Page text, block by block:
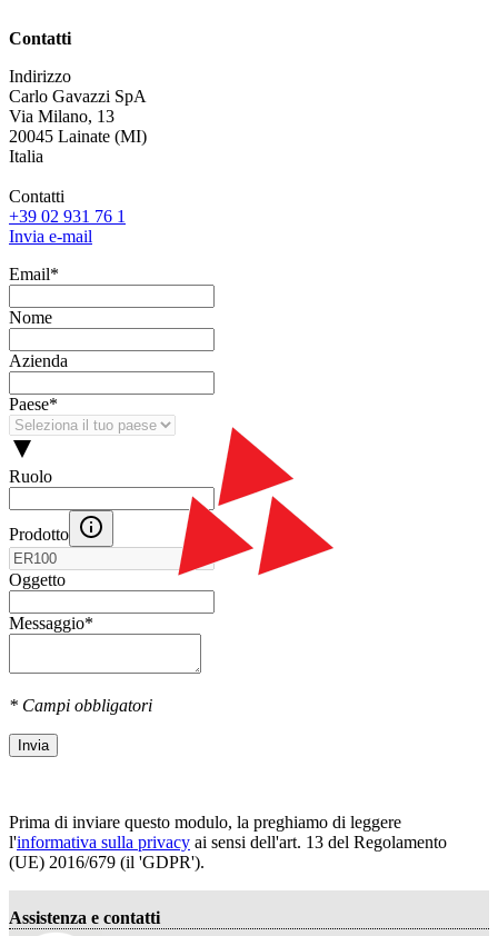
Contatti
Indirizzo
Carlo Gavazzi SpA
Via Milano, 13
20045 Lainate (MI)
Italia
Contatti
+39 02 931 76 1
Invia e-mail
Email*
Nome
Azienda
Paese*
Ruolo
Prodotto
Oggetto
Messaggio*
* Campi obbligatori
Invia
Prima di inviare questo modulo, la preghiamo di leggere
l'informativa sulla privacy ai sensi dell'art. 13 del Regolamento
(UE) 2016/679 (il 'GDPR').
Assistenza e contatti